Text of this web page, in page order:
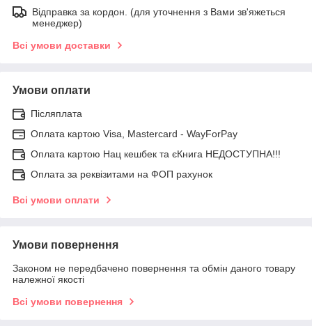
Відправка за кордон. (для уточнення з Вами зв'яжеться
менеджер)
Всі умови доставки
Умови оплати
Післяплата
Оплата картою Visa, Mastercard - WayForPay
Оплата картою Нац кешбек та єКнига НЕДОСТУПНА!!!
Оплата за реквізитами на ФОП рахунок
Всі умови оплати
Умови повернення
Законом не передбачено повернення та обмін даного товару
належної якості
Всі умови повернення